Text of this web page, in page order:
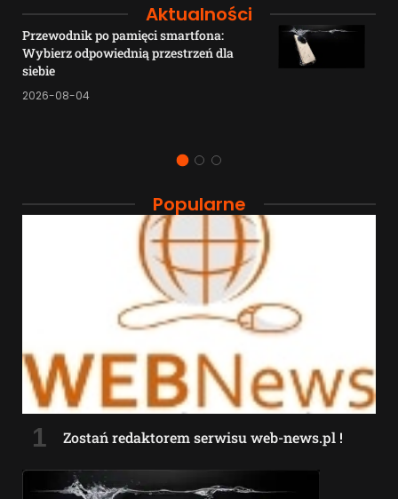
Aktualności
Przewodnik po pamięci smartfona:
Wybierz odpowiednią przestrzeń dla
siebie
2026-08-04
Popularne
Zostań redaktorem serwisu web-news.pl !